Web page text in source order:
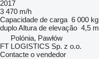
2017
3 470 m/h
Capacidade de carga 6 000 kg
duploAltura de elevação 4,5 m
Polónia, Pawłów
FT LOGISTICS Sp. z o.o.
Contacte o vendedor